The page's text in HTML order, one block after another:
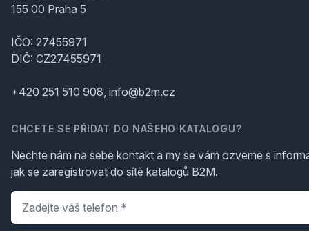
155 00 Praha 5
IČO: 27455971
DIČ: CZ27455971
+420 251 510 908, info@b2m.cz
CHCETE SE PŘIDAT DO NAŠEHO KATALOGU?
Nechte nám na sebe kontakt a my se vám ozveme s
jak se zaregistrovat do sítě katalogů B2M.
Telefon